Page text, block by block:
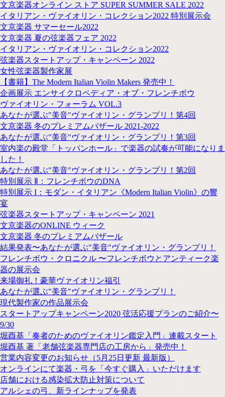
文京楽器オンライン ストア SUPER SUMMER SALE 2022
イタリアン・ヴァイオリン・コレクション2022 特別展示会
文京楽器 サマーセール2022
文京楽器 夏の弦楽器フェア 2022
イタリアン・ヴァイオリン・コレクション2022
弦楽器スタートアップ・キャンペーン 2022
女性弦楽器製作家展
【書籍】The Modern Italian Violin Makers 発売中！
企画展示 エンサイクロペディア・オブ・フレンチボウ
ヴァイオリン・フォーラム VOL.3
あなたが選ぶ"美音"ヴァイオリン・グランプリ！第4回
文京楽器 冬のプレミアムバザール 2021-2022
あなたが選ぶ"美音"ヴァイオリン・グランプリ！第3回
室内楽の殿堂「トッパンホール」で楽器の試奏が可能になりま
した！
あなたが選ぶ"美音"ヴァイオリン・グランプリ！第2回
特別展示 Ⅱ：フレンチボウのDNA
特別展示 I：モダン・イタリアン《Modern Italian Violin》の響
宴
弦楽器スタートアップ・キャンペーン 2021
文京楽器のONLINE ウィーク
文京楽器 冬のプレミアムバザール
結果発表〜あなたが選ぶ"美音"ヴァイオリン・グランプリ！
フレンチボウ・クロニクル 〜フレンチボウとアンティーク楽
器の展示会
来場御礼！豪華ヴァイオリン福引
あなたが選ぶ"美音"ヴァイオリン・グランプリ！
現代製作家の作品展示会
スタートアップキャンペーン2020 弦活応援プランのご紹介〜
9/30
堀酉基「奏者のためのヴァイオリン鑑定入門」連載スタート
堀酉基 著「老舗弦楽器専門店の工房から」発売中！
営業内容変更のお知らせ（5月25日更新 最新版）
オンラインにて楽器・弓を「今すぐ購入」いただけます
店舗における感染拡大防止対策について
アルシェの弓、新ラインナップを発表